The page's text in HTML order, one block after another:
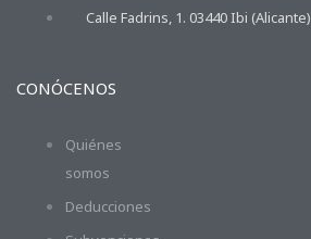
Calle Fadrins, 1. 03440 Ibi (Alicante)
CONÓCENOS
Quiénes
somos
Deducciones